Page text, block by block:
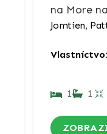
na More
Jomtien,
Vlastníctvo:
1 1